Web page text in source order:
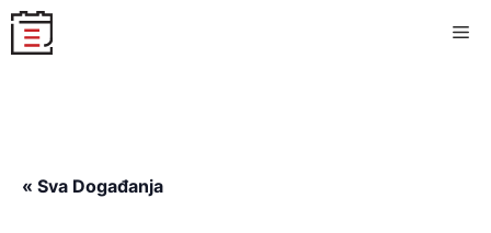
Skip
to
« Sva Događanja